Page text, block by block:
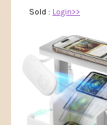
Sold : Login>>